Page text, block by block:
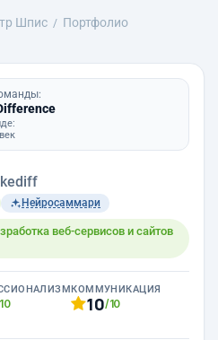
Шпис
Портфолио
Нейросаммари
веб-сервисов и сайтов
КОММУНИКАЦИЯ
10/10